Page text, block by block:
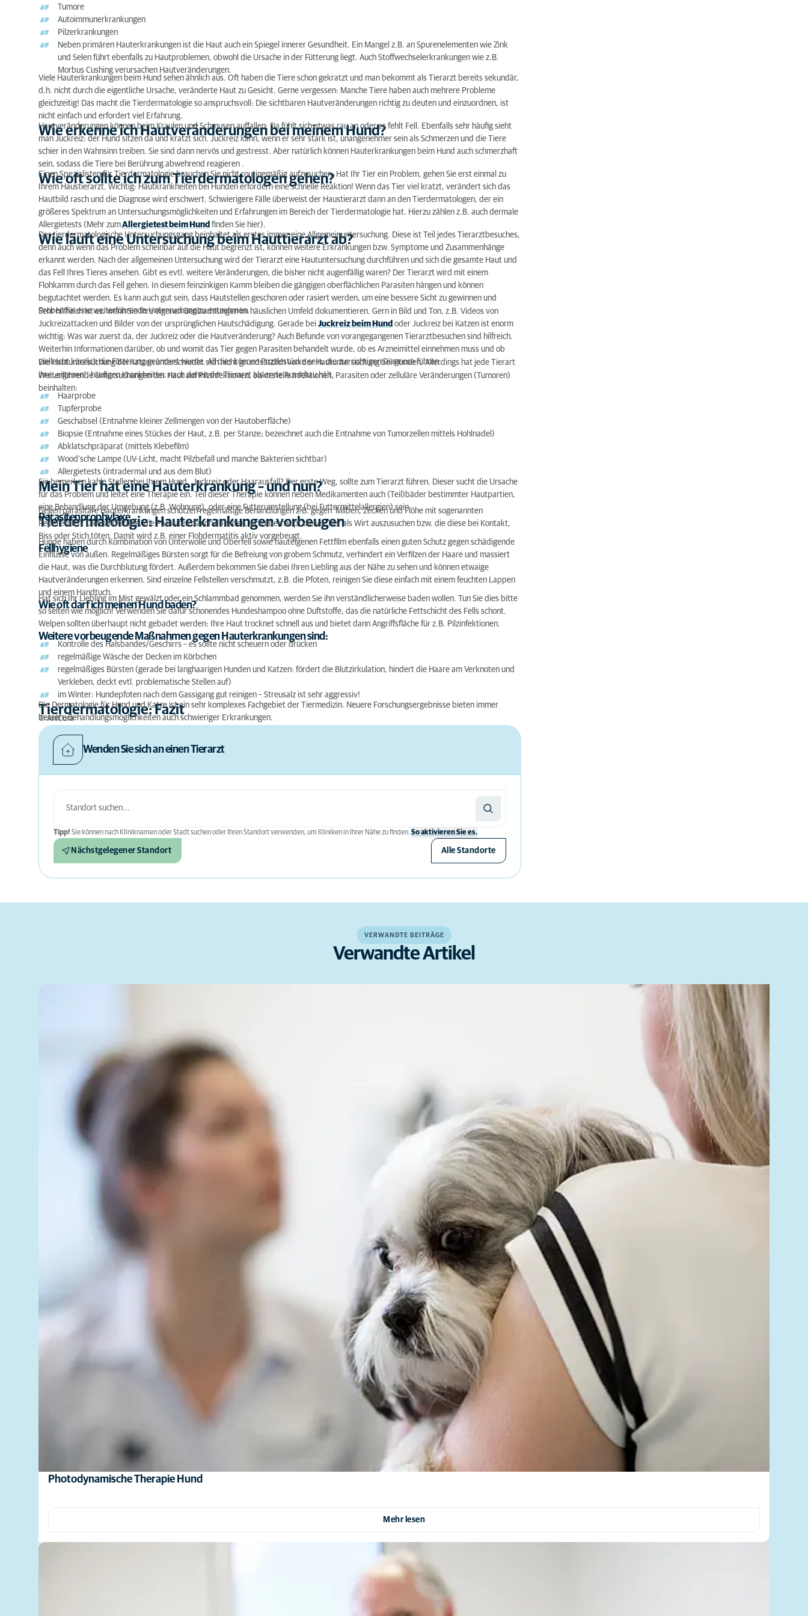
Wie oft sollte ich zum Tierdermatologen gehen?
Wie läuft eine Untersuchung beim Hauttierarzt ab?
Mein Tier hat eine Hauterkrankung – und nun?
Tierdermatologie: Hauterkrankungen vorbeugen
Tierdermatologie: Fazit
Tumore
Autoimmunerkrankungen
Pilzerkrankungen
Neben primären Hauterkrankungen ist die Haut auch ein Spiegel innerer Gesundheit. Ein Mangel z.B. an Spurenelementen wie Zink
und Selen führt ebenfalls zu Hautproblemen, obwohl die Ursache in der Fütterung liegt. Auch Stoffwechselerkrankungen wie z.B.
Morbus Cushing verursachen Hautveränderungen.
Viele Hauterkrankungen beim Hund sehen ähnlich aus. Oft haben die Tiere schon gekratzt und man bekommt als Tierarzt bereits sekundär,
d.h. nicht durch die eigentliche Ursache, veränderte Haut zu Gesicht. Gerne vergessen: Manche Tiere haben auch mehrere Probleme
gleichzeitig! Das macht die Tierdermatologie so anspruchsvoll: Die sichtbaren Hautveränderungen richtig zu deuten und einzuordnen, ist
nicht einfach und erfordert viel Erfahrung.
Wie erkenne ich Hautveränderungen bei meinem Hund?
Hautveränderungen können beim Kraulen und Schmusen auffallen: Da fühlt sich etwas rau an oder es fehlt Fell. Ebenfalls sehr häufig sieht
man Juckreiz: der Hund sitzen da und kratzt sich. Juckreiz kann, wenn er sehr stark ist, unangenehmer sein als Schmerzen und die Tiere
schier in den Wahnsinn treiben. Sie sind dann nervös und gestresst. Aber natürlich können Hauterkrankungen beim Hund auch schmerzhaft
sein, sodass die Tiere bei Berührung abwehrend reagieren .
Wie oft sollte ich zum Tierdermatologen gehen?
Einen Spezialisten für Tierdermatologie brauchen Sie nicht routinemäßig aufzusuchen. Hat Ihr Tier ein Problem, gehen Sie erst einmal zu
Ihrem Haustierarzt. Wichtig: Hautkrankheiten bei Hunden erfordern eine schnelle Reaktion! Wenn das Tier viel kratzt, verändert sich das
Hautbild rasch und die Diagnose wird erschwert. Schwierigere Fälle überweist der Haustierarzt dann an den Tierdermatologen, der ein
größeres Spektrum an Untersuchungsmöglichkeiten und Erfahrungen im Bereich der Tierdermatologie hat. Hierzu zählen z.B. auch dermale
Allergietests (Mehr zumAllergietest beim Hund finden Sie hier).
Wie läuft eine Untersuchung beim Hauttierarzt ab?
Der tierdermatologische Untersuchungsgang beinhaltet als erstes immer eine Allgemeinuntersuchung. Diese ist Teil jedes Tierarztbesuches,
denn auch wenn das Problem scheinbar auf die Haut begrenzt ist, können weitere Erkrankungen bzw. Symptome und Zusammenhänge
erkannt werden. Nach der allgemeinen Untersuchung wird der Tierarzt eine Hautuntersuchung durchführen und sich die gesamte Haut und
das Fell Ihres Tieres ansehen. Gibt es evtl. weitere Veränderungen, die bisher nicht augenfällig waren? Der Tierarzt wird mit einem
Flohkamm durch das Fell gehen. In diesem feinzinkigen Kamm bleiben die gängigen oberflächlichen Parasiten hängen und können
begutachtet werden. Es kann auch gut sein, dass Hautstellen geschoren oder rasiert werden, um eine bessere Sicht zu gewinnen und
Proben für eine weiterführende Untersuchung zu entnehmen.
Sehr hilfreich ist es, wenn Sie Ihre eigenen Beobachtungen im häuslichen Umfeld dokumentieren. Gern in Bild und Ton, z.B. Videos von
Juckreizattacken und Bilder von der ursprünglichen Hautschädigung. Gerade bei Juckreiz beim Hund oder Juckreiz bei Katzen ist enorm
wichtig: Was war zuerst da, der Juckreiz oder die Hautveränderung? Auch Befunde von vorangegangenen Tierarztbesuchen sind hilfreich.
Weiterhin Informationen darüber, ob und womit das Tier gegen Parasiten behandelt wurde, ob es Arzneimittel einnehmen muss und ob
vielleicht kürzlich die Fütterung geändert wurde. All dies können Puzzlestücke sein, die zur richtigen Diagnose führen.
Die Hautuntersuchung bei Katzen unterschiedet sich nicht grundsätzlich von der Hautuntersuchung bei Hunden. Allerdings hat jede Tierart
ihre „eigenen“, häufigen Krankheiten, nach denen der Tierarzt als erste Ausschau hält.
Weiterführende Untersuchungen der Haut auf Pilzinfektionen, bakterielle Infektionen, Parasiten oder zelluläre Veränderungen (Tumoren)
beinhalten:
Haarprobe
Tupferprobe
Geschabsel (Entnahme kleiner Zellmengen von der Hautoberfläche)
Biopsie (Entnahme eines Stückes der Haut, z.B. per Stanze; bezeichnet auch die Entnahme von Tumorzellen mittels Hohlnadel)
Abklatschpräparat (mittels Klebefilm)
Wood’sche Lampe (UV-Licht, macht Pilzbefall und manche Bakterien sichtbar)
Allergietests (intradermal und aus dem Blut)
Mein Tier hat eine Hauterkrankung – und nun?
Sie bemerken kahle Stellen bei Ihrem Hund, Juckreiz oder Haarausfall? Der erste Weg, sollte zum Tierarzt führen. Dieser sucht die Ursache
für das Problem und leitet eine Therapie ein. Teil dieser Therapie können neben Medikamenten auch (Teil)bäder bestimmter Hautpartien,
eine Behandlung der Umgebung (z.B. Wohnung), oder eine Futterumstellung (bei Futtermittelallergien) sein.
Tierdermatologie: Hauterkrankungen vorbeugen
Parasitenprophylaxe
Gegen parasitäre Hauterkrankungen schützen regelmäßige Behandlungen z.B. gegen Milben, Zecken und Flöhe mit sogenannten
Repellentien. Dies sind Stoffe, die Parasiten davon abhalten, sich überhaupt dieses Tier als Wirt auszusuchen bzw. die diese bei Kontakt,
Biss oder Stich töten. Damit wird z.B. einer Flohdermatitis aktiv vorgebeugt.
Fellhygiene
Hunde haben durch Kombination von Unterwolle und Oberfell sowie hauteigenen Fettfilm ebenfalls einen guten Schutz gegen schädigende
Einflüsse von außen. Regelmäßiges Bürsten sorgt für die Befreiung von grobem Schmutz, verhindert ein Verfilzen der Haare und massiert
die Haut, was die Durchblutung fördert. Außerdem bekommen Sie dabei Ihren Liebling aus der Nähe zu sehen und können etwaige
Hautveränderungen erkennen. Sind einzelne Fellstellen verschmutzt, z.B. die Pfoten, reinigen Sie diese einfach mit einem feuchten Lappen
und einem Handtuch.
Wie oft darf ich meinen Hund baden?
Hat sich Ihr Liebling im Mist gewälzt oder ein Schlammbad genommen, werden Sie ihn verständlicherweise baden wollen. Tun Sie dies bitte
so selten wie möglich! Verwenden Sie dafür schonendes Hundeshampoo ohne Duftstoffe, das die natürliche Fettschicht des Fells schont.
Welpen sollten überhaupt nicht gebadet werden: Ihre Haut trocknet schnell aus und bietet dann Angriffsfläche für z.B. Pilzinfektionen.
Weitere vorbeugende Maßnahmen gegen Hauterkrankungen sind:
Kontrolle des Halsbandes/Geschirrs – es sollte nicht scheuern oder drücken
regelmäßige Wäsche der Decken im Körbchen
regelmäßiges Bürsten (gerade bei langhaarigen Hunden und Katzen: fördert die Blutzirkulation, hindert die Haare am Verknoten und
Verkleben, deckt evtl. problematische Stellen auf)
im Winter: Hundepfoten nach dem Gassigang gut reinigen – Streusalz ist sehr aggressiv!
Tierdermatologie: Fazit
Die Dermatologie für Hund und Katze ist ein sehr komplexes Fachgebiet der Tiermedizin. Neuere Forschungsergebnisse bieten immer
bessere Behandlungsmöglichkeiten auch schwieriger Erkrankungen.
© AniCura
Wenden Sie sich an einen Tierarzt
Tipp! Sie können nach Kliniknamen oder Stadt suchen oder Ihren Standort verwenden, um Kliniken in Ihrer Nähe zu finden. So aktivieren Sie es.
Nächstgelegener Standort Alle Standorte
VERWANDTE BEITRÄGE
Verwandte Artikel
Photodynamische Therapie Hund
Mehr lesen